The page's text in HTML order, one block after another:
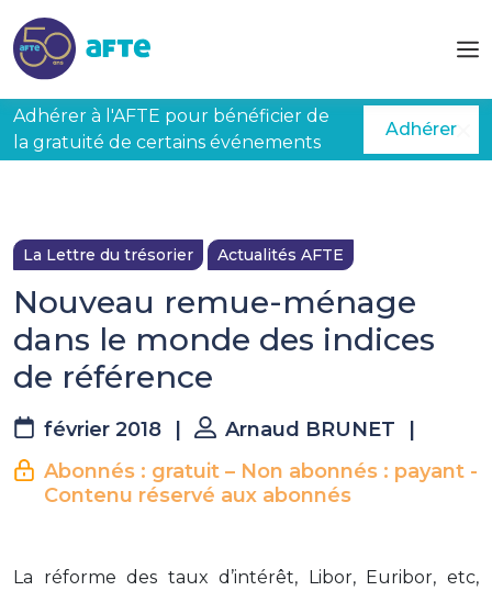
Adhérer à l'AFTE pour bénéficier de
la gratuité de certains événements
Adhérer
La Lettre du trésorier Actualités AFTE
Nouveau remue-ménage
dans le monde des indices
de référence
février 2018 Arnaud BRUNET
Abonnés : gratuit – Non abonnés : payant -
Contenu réservé aux abonnés
La réforme des taux d’intérêt, Libor, Euribor, etc,